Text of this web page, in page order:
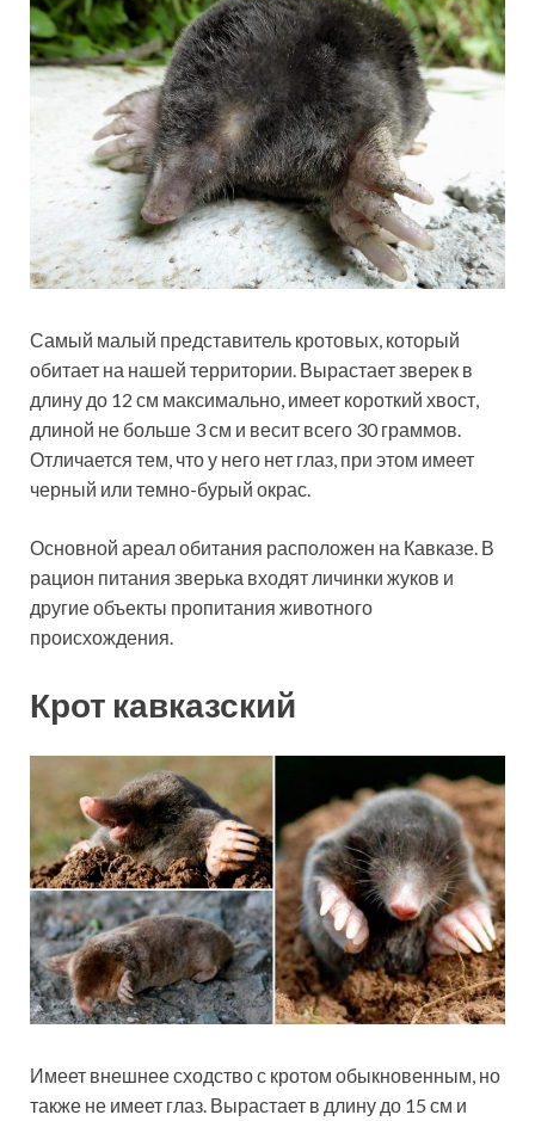
Самый малый представитель кротовых, который
обитает на нашей территории. Вырастает зверек в
длину до 12 см максимально, имеет короткий хвост,
длиной не больше 3 см и весит всего 30 граммов.
Отличается тем, что у него нет глаз, при этом имеет
черный или темно-бурый окрас.
Основной ареал обитания расположен на Кавказе. В
рацион питания зверька входят личинки жуков и
другие объекты пропитания животного
происхождения.
Крот кавказский
Имеет внешнее сходство с кротом обыкновенным, но
также не имеет глаз. Вырастает в длину до 15 см и